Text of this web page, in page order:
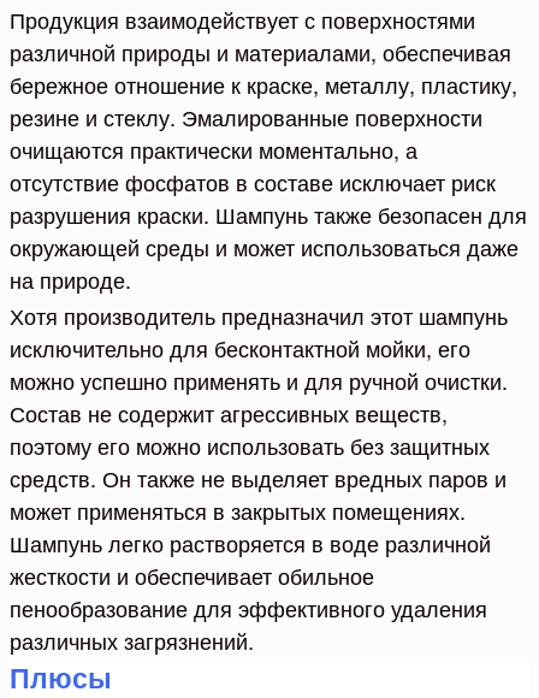
Продукция взаимодействует с поверхностями
различной природы и материалами, обеспечивая
бережное отношение к краске, металлу, пластику,
резине и стеклу. Эмалированные поверхности
очищаются практически моментально, а
отсутствие фосфатов в составе исключает риск
разрушения краски. Шампунь также безопасен для
окружающей среды и может использоваться даже
на природе.
Хотя производитель предназначил этот шампунь
исключительно для бесконтактной мойки, его
можно успешно применять и для ручной очистки.
Состав не содержит агрессивных веществ,
поэтому его можно использовать без защитных
средств. Он также не выделяет вредных паров и
может применяться в закрытых помещениях.
Шампунь легко растворяется в воде различной
жесткости и обеспечивает обильное
пенообразование для эффективного удаления
различных загрязнений.
Плюсы